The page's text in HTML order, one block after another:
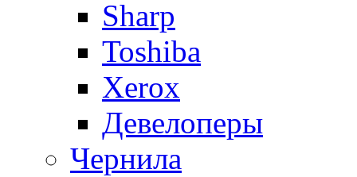
Sharp
Toshiba
Xerox
Девелоперы
Чернила